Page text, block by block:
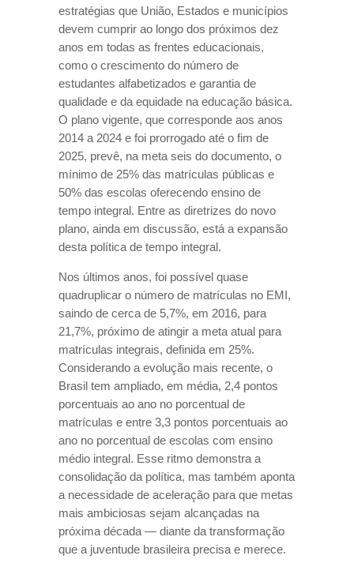
estratégias que União, Estados e municípios
devem cumprir ao longo dos próximos dez
anos em todas as frentes educacionais,
como o crescimento do número de
estudantes alfabetizados e garantia de
qualidade e da equidade na educação básica.
O plano vigente, que corresponde aos anos
2014 a 2024 e foi prorrogado até o fim de
2025, prevê, na meta seis do documento, o
mínimo de 25% das matrículas públicas e
50% das escolas oferecendo ensino de
tempo integral. Entre as diretrizes do novo
plano, ainda em discussão, está a expansão
desta política de tempo integral.
Nos últimos anos, foi possível quase
quadruplicar o número de matrículas no EMI,
saindo de cerca de 5,7%, em 2016, para
21,7%, próximo de atingir a meta atual para
matrículas integrais, definida em 25%.
Considerando a evolução mais recente, o
Brasil tem ampliado, em média, 2,4 pontos
porcentuais ao ano no porcentual de
matrículas e entre 3,3 pontos porcentuais ao
ano no porcentual de escolas com ensino
médio integral. Esse ritmo demonstra a
consolidação da política, mas também aponta
a necessidade de aceleração para que metas
mais ambiciosas sejam alcançadas na
próxima década — diante da transformação
que a juventude brasileira precisa e merece.